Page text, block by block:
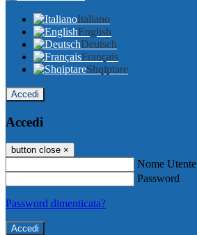
Italiano
English
Deutsch
Français
Shqiptare
Accedi
Accedi
button close ×
Nome Utente
Password
Password dimenticata?